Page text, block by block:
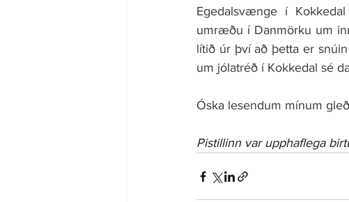
Egedalsvænge í
umræðu í Danmörku um
lítið úr því að þetta er
um jólatréð í Kokkedal sé
Óska lesendum mínum
Pistillinn var upphaflega